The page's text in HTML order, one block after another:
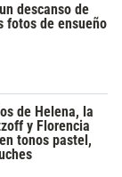
descanso de
fotos de ensueño
de Helena, la
y Florencia
tonos pastel,